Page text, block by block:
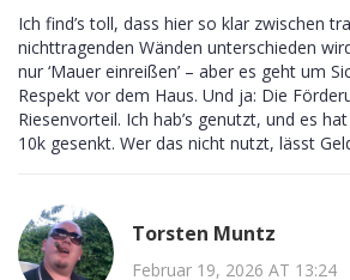
Ich find’s toll, dass hier so klar zwischen
nichttragenden Wänden unterschieden
nur ‘Mauer einreißen’ – aber es geht um
Respekt vor dem Haus. Und ja: Die
Riesenvorteil. Ich hab’s genutzt, und es
10k gesenkt. Wer das nicht nutzt, lässt
Torsten Muntz
Februar 19, 2026 AT 13:24